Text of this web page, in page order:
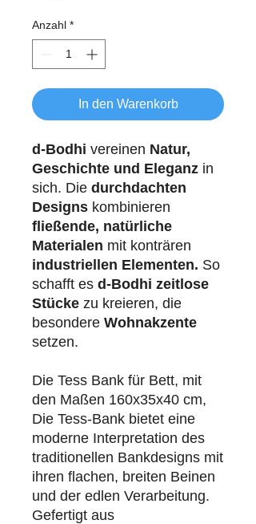
Anzahl *
In den Warenkorb
d-Bodhi vereinen Natur,
Geschichte und Eleganz in
sich. Die durchdachten
Designs kombinieren
fließende, natürliche
Materialen mit konträren
industriellen Elementen. So
schafft es d-Bodhi zeitlose
Stücke zu kreieren, die
besondere Wohnakzente
setzen.
Die Tess Bank für Bett, mit
den Maßen 160x35x40 cm,
Die Tess-Bank bietet eine
moderne Interpretation des
traditionellen Bankdesigns mit
ihren flachen, breiten Beinen
und der edlen Verarbeitung.
Gefertigt aus